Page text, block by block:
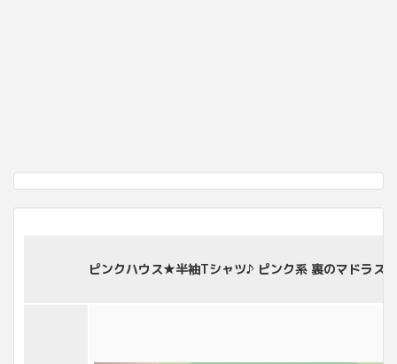
ピンクハウス★半袖Tシャツ♪ ピンク系 裏のマドラス